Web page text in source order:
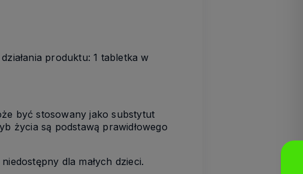
produktu: 1 tabletka w
być stosowany jako substytut
życia są podstawą prawidłowego
dla małych dzieci.